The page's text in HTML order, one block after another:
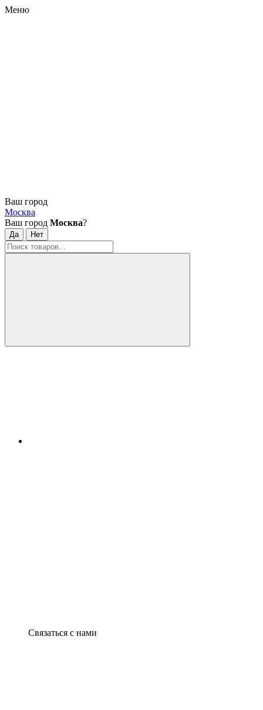
Меню
Ваш город
Москва
Ваш город Москва?
Связаться с нами